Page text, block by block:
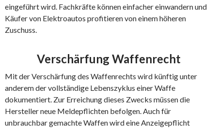
eingeführt wird. Fachkräfte können einfacher einwandern und
Käufer von Elektroautos profitieren von einem höheren
Zuschuss.
Verschärfung Waffenrecht
Mit der Verschärfung des Waffenrechts wird künftig unter
anderem der vollständige Lebenszyklus einer Waffe
dokumentiert. Zur Erreichung dieses Zwecks müssen die
Hersteller neue Meldepflichten befolgen. Auch für
unbrauchbar gemachte Waffen wird eine Anzeigepflicht